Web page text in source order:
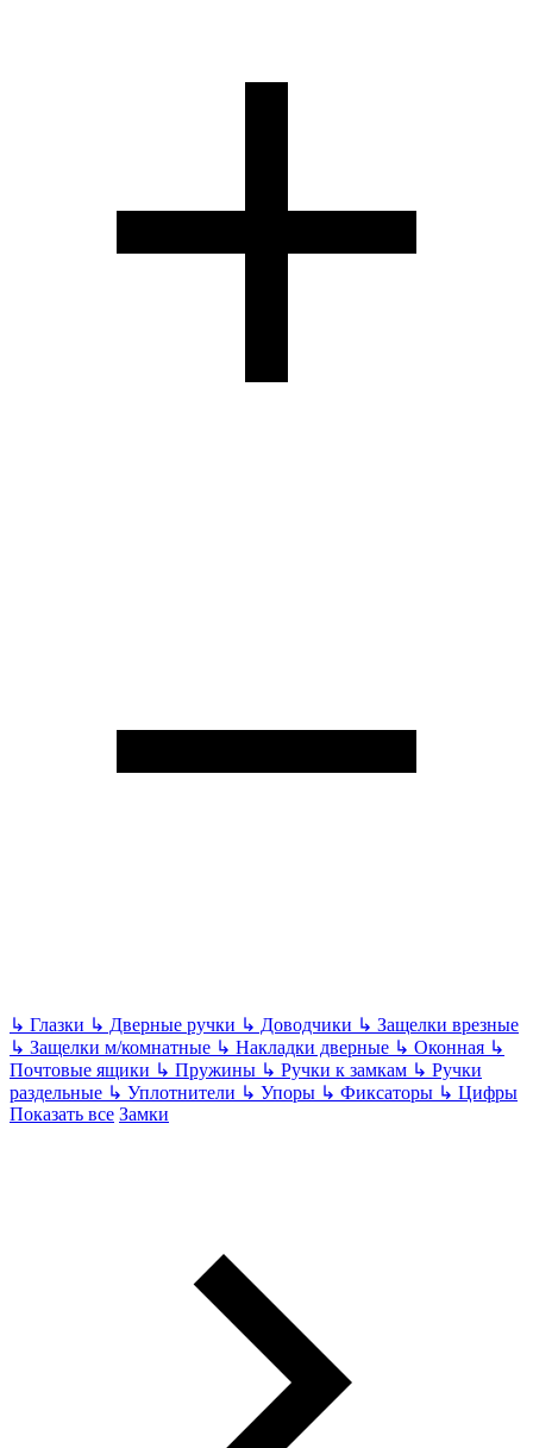
↳ Глазки ↳ Дверные ручки ↳ Доводчики ↳ Защелки врезные
↳ Защелки м/комнатные ↳ Накладки дверные ↳ Оконная ↳
Почтовые ящики ↳ Пружины ↳ Ручки к замкам ↳ Ручки
раздельные ↳ Уплотнители ↳ Упоры ↳ Фиксаторы ↳ Цифры
Показать все Замки